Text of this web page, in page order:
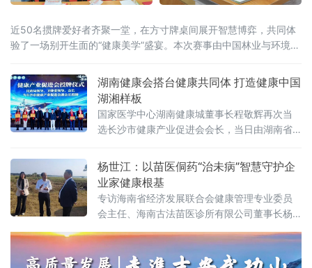
近50名掼牌爱好者齐聚一堂，在方寸牌桌间展开智慧博弈，共同体
验了一场别开生面的“健康美学”盛宴。本次赛事由中国林业与环境促
赛）组委会主办，株洲鑫福健康管理（体检）中心承办。中国掼牌
界“大魔王”、湘掼俱乐
湖南健康会搭台健康共同体 打造健康中国
湖湘样板
国家医学中心湖南健康城董事长程敬辉再次当
选长沙市健康产业促进会会长，当日由湖南省
国家医学中心湖南健康城等多家单位共同举办
的“领航之夜”公益盛典在长沙启幕。授牌仪式现
场活动锚定《“健康中国2030”规划纲要》战略
方向，以“健康共同体·万群联健康·领航启新
程”为核心主题，通过政策解读、成果发布、爱
心捐赠、项目签约等多元环节
杨世江：以苗医侗药“治未病”智慧守护企
业家健康根基
专访海南省经济发展联合会健康管理专业委员
会主任、海南古法苗医诊所有限公司董事长杨